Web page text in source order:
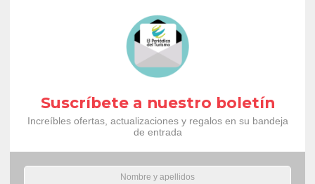
Suscríbete a nuestro boletín
Increíbles ofertas, actualizaciones y regalos en su bandeja
de entrada